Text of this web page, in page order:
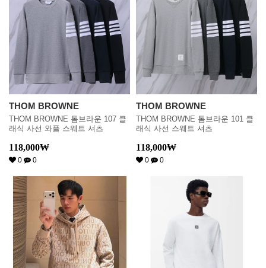
THOM BROWNE
THOM BROWNE 톰브라운 107 클
래식 사선 와플 스웨트 셔츠
118,000₩
0 0
THOM BROWNE
THOM BROWNE 톰브라운 101 클
래식 사선 스웨트 셔츠
118,000₩
0 0